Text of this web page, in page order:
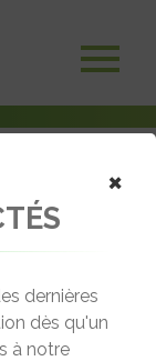
×
dernières
dès qu'un
à notre